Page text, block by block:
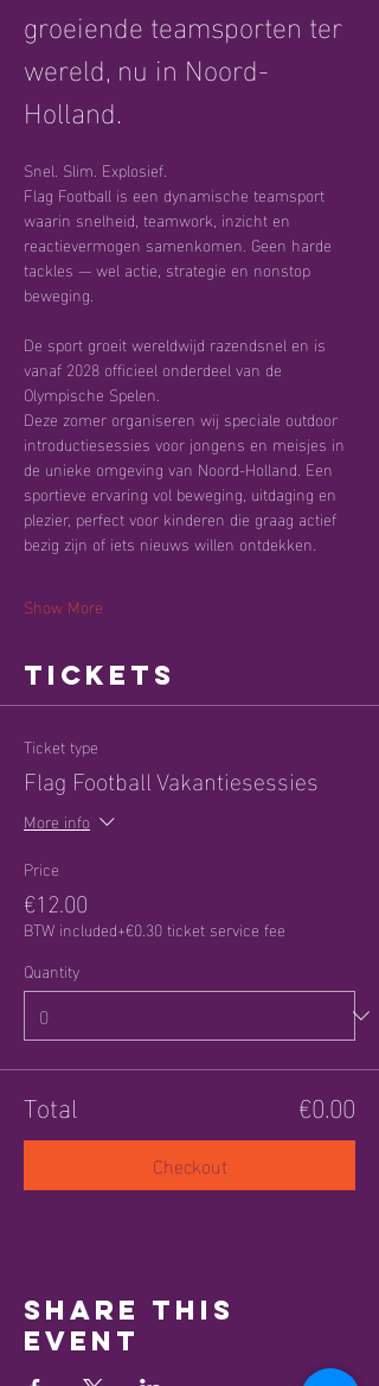
groeiende teamsporten ter
wereld, nu in Noord-
Holland.
Snel. Slim. Explosief.
Flag Football is een dynamische teamsport
waarin snelheid, teamwork, inzicht en
reactievermogen samenkomen. Geen harde
tackles — wel actie, strategie en nonstop
beweging.
De sport groeit wereldwijd razendsnel en is
vanaf 2028 officieel onderdeel van de
Olympische Spelen.
Deze zomer organiseren wij speciale outdoor
introductiesessies voor jongens en meisjes in
de unieke omgeving van Noord-Holland. Een
sportieve ervaring vol beweging, uitdaging en
plezier, perfect voor kinderen die graag actief
bezig zijn of iets nieuws willen ontdekken.
Show More
Tickets
Ticket type
Flag Football Vakantiesessies
More info
Price
€12.00
BTW included+€0.30 ticket service fee
Quantity
Total €0.00
Checkout
Share this
event